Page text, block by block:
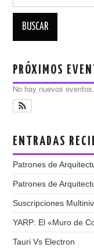
PRÓXIMOS
No hay nuevos eventos.
ENTRADAS
Patrones de
Patrones de
Suscripciones
YARP: El «Muro de
Tauri Vs Electron